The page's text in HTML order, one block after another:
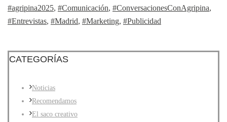
#agripina2025, #Comunicación, #ConversacionesConAgripina,
#Entrevistas, #Madrid, #Marketing, #Publicidad
CATEGORÍAS
Noticias
Recomendamos
El saco creativo